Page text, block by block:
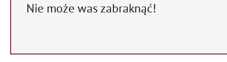
Nie może was zabraknąć!